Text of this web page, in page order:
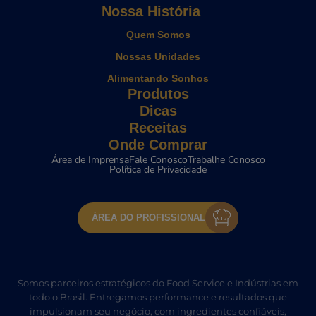
Nossa História
Quem Somos
Nossas Unidades
Alimentando Sonhos
Produtos
Dicas
Receitas
Onde Comprar
Área de ImprensaFale ConoscoTrabalhe Conosco
Política de Privacidade
ÁREA DO PROFISSIONAL
Somos parceiros estratégicos do Food Service e Indústrias em
todo o Brasil. Entregamos performance e resultados que
impulsionam seu negócio, com ingredientes confiáveis,